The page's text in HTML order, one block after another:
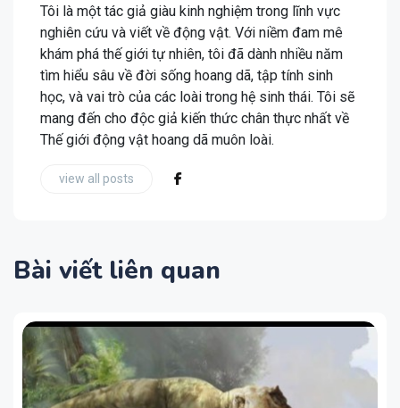
Tôi là một tác giả giàu kinh nghiệm trong lĩnh vực
nghiên cứu và viết về động vật. Với niềm đam mê
khám phá thế giới tự nhiên, tôi đã dành nhiều năm
tìm hiểu sâu về đời sống hoang dã, tập tính sinh
học, và vai trò của các loài trong hệ sinh thái. Tôi sẽ
mang đến cho độc giả kiến thức chân thực nhất về
Thế giới động vật hoang dã muôn loài.
view all posts
Bài viết liên quan